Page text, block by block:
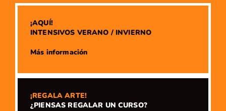
¡AQUÍ!
INTENSIVOS VERANO / INVIERNO
​Más información
¡REGALA ARTE!
¿PIENSAS REGALAR UN CURSO?